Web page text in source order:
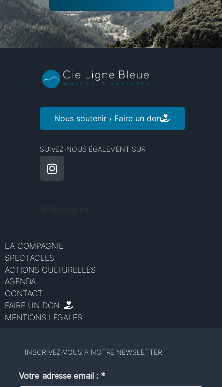
Nous soutenir / Faire un don
SUIVEZ-NOUS ÉGALEMENT SUR
© SEInsights
LA COMPAGNIE
SPECTACLES
ACTIONS CULTURELLES
AGENDA
CONTACT
FAIRE UN DON
MENTIONS LÉGALES
INSCRIVEZ-VOUS À NOTRE NEWSLETTER